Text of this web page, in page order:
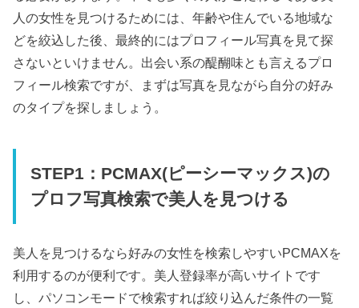
人の女性を見つけるためには、年齢や住んでいる地域な
どを絞込した後、最終的にはプロフィール写真を見て探
さないといけません。出会い系の醍醐味とも言えるプロ
フィール検索ですが、まずは写真を見ながら自分の好み
のタイプを探しましょう。
STEP1：PCMAX(ピーシーマックス)の
プロフ写真検索で美人を見つける
美人を見つけるなら好みの女性を検索しやすいPCMAXを
利用するのが便利です。美人登録率が高いサイトです
し、パソコンモードで検索すれば絞り込んだ条件の一覧